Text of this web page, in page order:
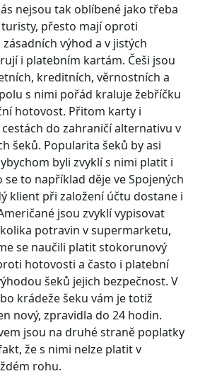
nejsou tak oblíbené jako třeba
přesto mají oproti
výhod a v jistých
i platebním kartám. Češi jsou
kreditních, věrnostních a
s nimi pořád kraluje žebříčku
hotovost. Přitom karty i
do zahraničí alternativu v
šeků. Popularita šeků by asi
byli zvyklí s nimi platit i
se to například děje ve Spojených
klient při založení účtu dostane i
jsou zvyklí vypisovat
potravin v supermarketu,
se naučili platit stokorunový
hotovosti a často i platební
šeků jejich bezpečnost. V
krádeže šeku vám je totiž
nový, zpravidla do 24 hodin.
jsou na druhé straně poplatky
že s nimi nelze platit v
rohu.